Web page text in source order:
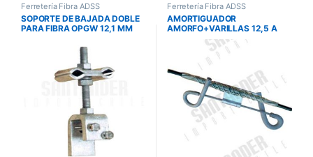
Ferretería Fibra ADSS
SOPORTE DE BAJADA DOBLE
PARA FIBRA OPGW 12,1 MM
Ferretería Fibra ADSS
AMORTIGUADOR
AMORFO+VARILLAS 12,5 A
13,5MM – SAPREM